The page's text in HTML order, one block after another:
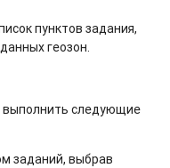
пунктов задания,
геозон.
выполнить следующие
заданий, выбрав